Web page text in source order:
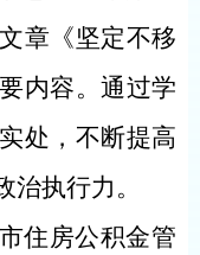
章《坚定不移
内容。通过学
处，不断提高
执行力。
住房公积金管